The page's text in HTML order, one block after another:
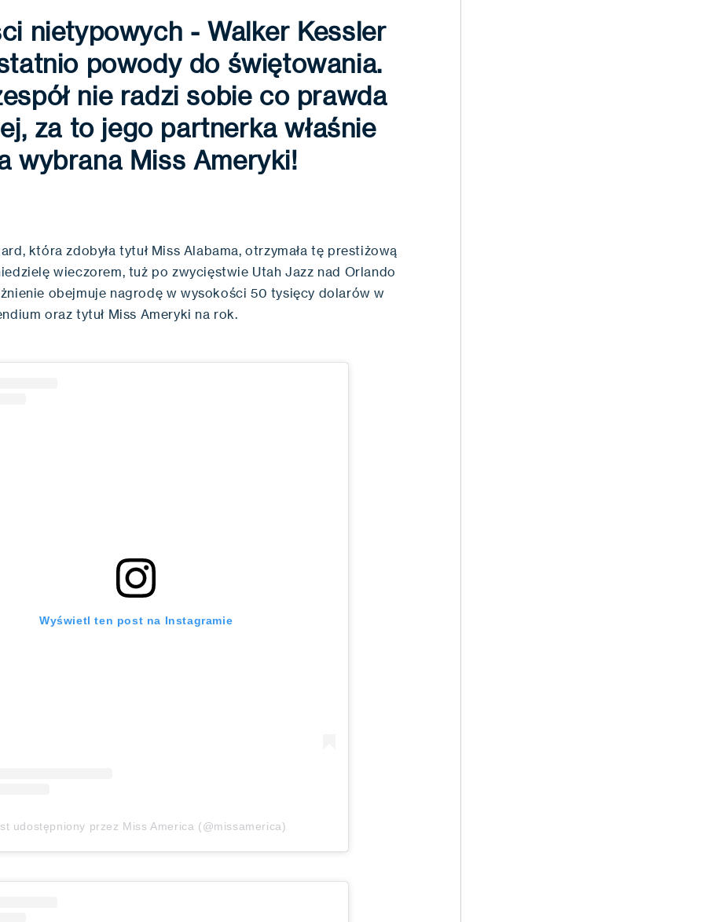
nietypowych - Walker Kessler
powody do świętowania.
nie radzi sobie co prawda
za to jego partnerka właśnie
wybrana Miss Ameryki!
która zdobyła tytuł Miss Alabama, otrzymała tę prestiżową
wieczorem, tuż po zwycięstwie Utah Jazz nad Orlando
obejmuje nagrodę w wysokości 50 tysięcy dolarów w
oraz tytuł Miss Ameryki na rok.
Wyświetl ten post na Instagramie
udostępniony przez Miss America (@missamerica)